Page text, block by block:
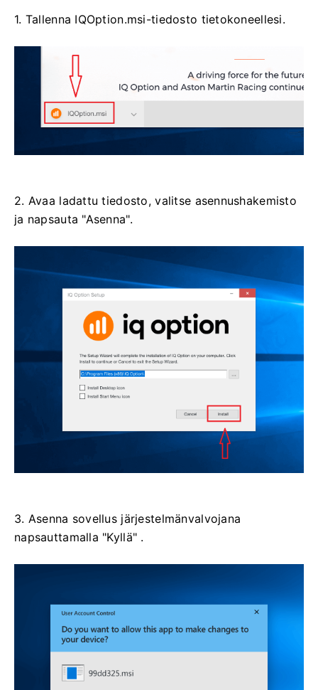
1. Tallenna IQOption.msi-tiedosto tietokoneellesi.
2. Avaa ladattu tiedosto, valitse asennushakemisto
ja napsauta "Asenna".
3. Asenna sovellus järjestelmänvalvojana
napsauttamalla "Kyllä" .